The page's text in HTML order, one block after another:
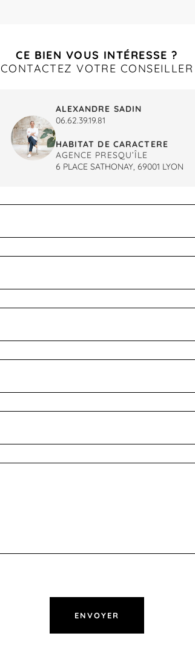
CE BIEN VOUS INTÉRESSE ?
CONTACTEZ VOTRE CONSEILLER
ALEXANDRE SADIN
06.62.39.19.81
HABITAT DE CARACTERE
AGENCE PRESQU’ÎLE
6 PLACE SATHONAY, 69001 LYON